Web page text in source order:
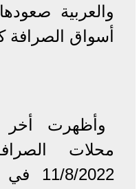
والعربية
أسواق الصرافة
وأظهرت أخر
محلات
11/8/